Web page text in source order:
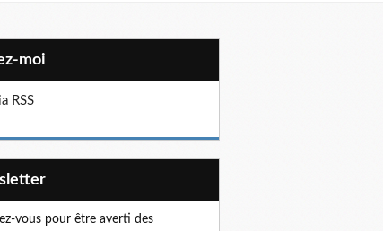
moi
RSS
vous pour être averti des